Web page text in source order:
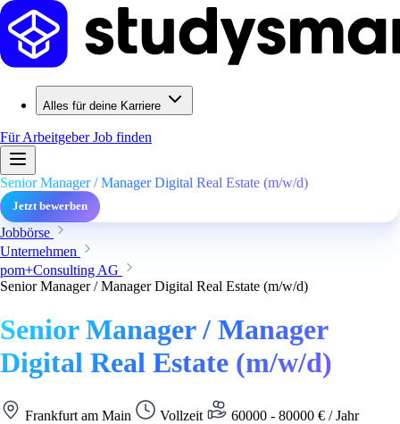
Alles für deine Karriere
Für ArbeitgeberJob finden
Senior Manager / Manager Digital Real Estate (m/w/d)
Jetzt bewerben
Jobbörse
Unternehmen
pom+Consulting AG
Senior Manager / Manager Digital Real Estate (m/w/d)
Senior Manager / Manager
Digital Real Estate (m/w/d)
Frankfurt am Main Vollzeit
60000 - 80000 € / Jahr